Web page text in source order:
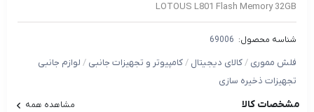
LOTOUS L801 Flash Memory 32GB
شناسه محصول: 69006
فلش مموری /کالای دیجیتال /کامپیوتر و تجهیزات جانبی / لوازم جانبی
تجهیزات ذخیره سازی
مشخصات کالا مشاهده همه